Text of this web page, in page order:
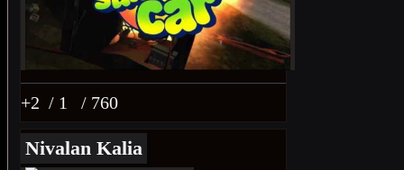
+2 / 1 / 760
Nivalan Kalia